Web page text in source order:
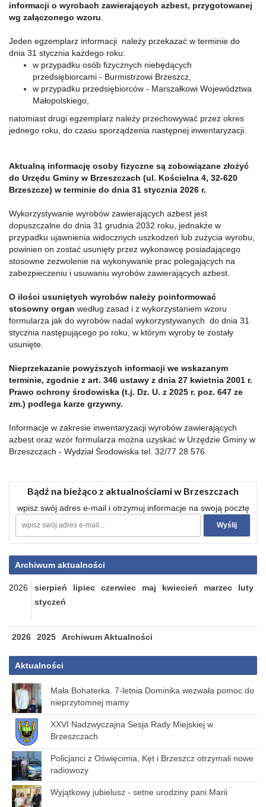
informacji o wyrobach zawierających azbest, przygotowanej
wg załączonego wzoru
Jeden egzemplarz informacji należy przekazać w terminie do
dnia 31 stycznia każdego roku:
w przypadku osób fizycznych niebędących
przedsiębiorcami - Burmistrzowi Brzeszcz,
w przypadku przedsiębiorców - Marszałkowi Województwa
Małopolskiego,
natomiast drugi egzemplarz należy przechowywać przez okres
jednego roku, do czasu sporządzenia następnej inwentaryzacji.
Aktualną informację osoby fizyczne są zobowiązane złożyć
do Urzędu Gminy w Brzeszczach (ul. Kościelna 4, 32-620
Brzeszcze) w terminie do dnia 31 stycznia 2026 r.
Wykorzystywanie wyrobów zawierających azbest jest
dopuszczalne do dnia 31 grudnia 2032 roku, jednakże w
przypadku ujawnienia widocznych uszkodzeń lub zużycia wyrobu,
powinien on zostać usunięty przez wykonawcę posiadającego
stosowne zezwolenie na wykonywanie prac polegających na
zabezpieczeniu i usuwaniu wyrobów zawierających azbest.
O ilości usuniętych wyrobów należy poinformować
stosowny organ według zasad i z wykorzystaniem wzoru
formularza jak do wyrobów nadal wykorzystywanych do dnia 31
stycznia następującego po roku, w którym wyroby te zostały
usunięte.
Nieprzekazanie powyższych informacji we wskazanym
terminie, zgodnie z art. 346 ustawy z dnia 27 kwietnia 2001 r.
Prawo ochrony środowiska (t.j. Dz. U. z 2025 r. poz. 647 ze
zm.) podlega karze grzywny.
Informacje w zakresie inwentaryzacji wyrobów zawierających
azbest oraz wzór formularza można uzyskać w Urzędzie Gminy w
Brzeszczach - Wydział Środowiska tel. 32/77 28 576.
Bądź na bieżąco z aktualnościami w Brzeszczach
wpisz swój adres e-mail i otrzymuj informacje na swoją pocztę
Archiwum aktualności
2026 sierpień lipiec czerwiec maj kwiecień marzec
luty
styczeń
2026 2025 Archiwum Aktualności
Aktualności
Mała Bohaterka. 7-letnia Dominika wezwała pomoc do
nieprzytomnej mamy
XXVI Nadzwyczajna Sesja Rady Miejskiej w
Brzeszczach
Policjanci z Oświęcimia, Kęt i Brzeszcz otrzymali nowe
radiowozy
Wyjątkowy jubielusz - setne urodziny pani Marii